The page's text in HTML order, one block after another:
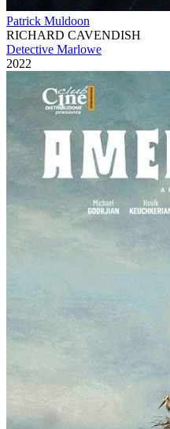
Patrick Muldoon
RICHARD CAVENDISH
Detective Marlowe
2022